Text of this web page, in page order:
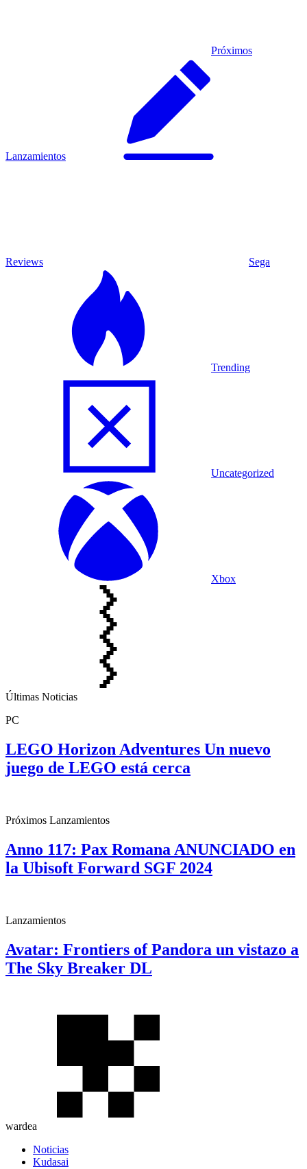
Próximos
Lanzamientos
Reviews Sega
Trending
Uncategorized
Xbox
Últimas Noticias
PC
LEGO Horizon Adventures Un nuevo
juego de LEGO está cerca
Próximos Lanzamientos
Anno 117: Pax Romana ANUNCIADO en
la Ubisoft Forward SGF 2024
Lanzamientos
Avatar: Frontiers of Pandora un vistazo a
The Sky Breaker DL
wardea
Noticias
Kudasai